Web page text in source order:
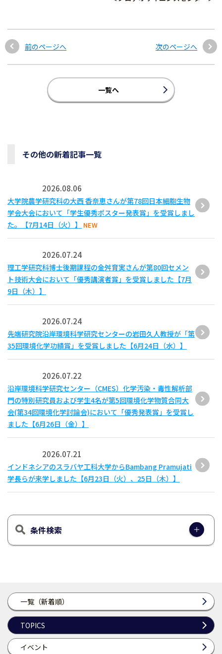
一覧（新着順）
TOPICS
イベント
前のページへ 次のページへ
一覧へ
その他の新着記事一覧
2026.08.06
大学院農学研究科の大西 香奈恵さんが第78回日本細胞生物
学会大会において「学生優秀ポスター発表賞」を受賞しまし
た。【7月14日（火）】
NEW
2026.07.24
理工学研究科博士後期課程の金舛育実さんが第80回セメン
ト技術大会において「優秀講演者賞」を受賞しました【7月
9日（木）】
2026.07.24
先端研究院沿岸環境科学研究センターの岩田久人教授が「第
35回環境化学功績賞」を受賞しました【6月24日（水）】
2026.07.22
沿岸環境科学研究センター（CMES）化学汚染・毒性解析部
門の特別研究員および学生4名が第5回環境化学物質合同大
会(第34回環境化学討論会)において「優秀発表賞」を受賞し
ました【6月26日（金）】
2026.07.21
インドネシアのスラバヤ工科大学からBambang Pramujati
学長らが来学しました【6月23日（火）、25日（木）】
条件検索